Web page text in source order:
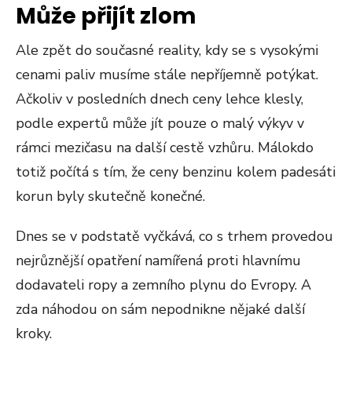
Může přijít zlom
Ale zpět do současné reality, kdy se s vysokými
cenami paliv musíme stále nepříjemně potýkat.
Ačkoliv v posledních dnech ceny lehce klesly,
podle expertů může jít pouze o malý výkyv v
rámci mezičasu na další cestě vzhůru. Málokdo
totiž počítá s tím, že ceny benzinu kolem padesáti
korun byly skutečně konečné.
Dnes se v podstatě vyčkává, co s trhem provedou
nejrůznější opatření namířená proti hlavnímu
dodavateli ropy a zemního plynu do Evropy. A
zda náhodou on sám nepodnikne nějaké další
kroky.